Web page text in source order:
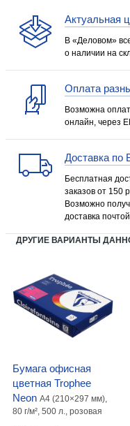
Актуальная
В «Деловом»
о наличии на
Оплата
Возможна
онлайн, через
Доставка по
Бесплатная
заказов от 150
Возможно
доставка
ДРУГИЕ ВАРИАНТЫ
Бумага офисная
цветная Trophee
Neon А4 (210×297 мм),
80 г/м², 500 л., розовая